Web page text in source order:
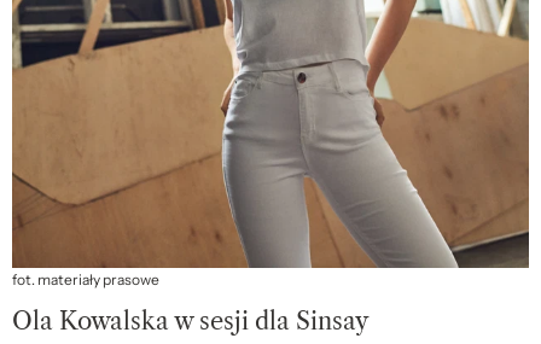
fot. materiały prasowe
Ola Kowalska w sesji dla Sinsay